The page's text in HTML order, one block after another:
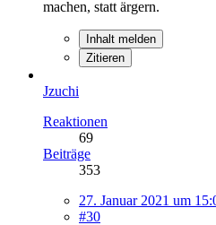
machen, statt ärgern.
Inhalt melden
Zitieren
Jzuchi
Reaktionen
69
Beiträge
353
27. Januar 2021 um
#30